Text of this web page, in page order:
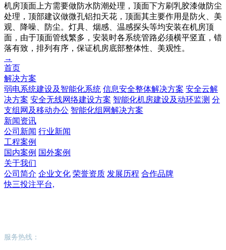
机房顶面上方需要做防水防潮处理，顶面下方刷乳胶漆做防尘
处理，顶部建议做微孔铝扣天花，顶面其主要作用是防火、美
观、降噪、防尘。灯具、烟感、温感探头等均安装在机房顶
面，由于顶面管线繁多，安装时各系统管路必须横平竖直，错
落有致，排列有序，保证机房底部整体性、美观性。
→
首页
解决方案
弱电系统建设及智能化系统 信息安全整体解决方案 安全云解
决方案 安全无线网络建设方案 智能化机房建设及动环监测 分
支组网及移动办公 智能化组网解决方案
新闻资讯
公司新闻 行业新闻
工程案例
国内案例 国外案例
关于我们
公司简介 企业文化 荣誉资质 发展历程 合作品牌
快三投注平台,
服务热线：